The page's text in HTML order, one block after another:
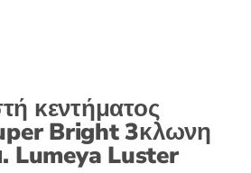
κεντήματος
Bright 3κλωνη
Lumeya Luster